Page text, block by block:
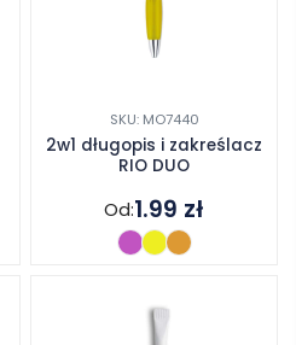
SKU: MO7440
2w1 długopis i zakreślacz
RIO DUO
Od:1.99 zł